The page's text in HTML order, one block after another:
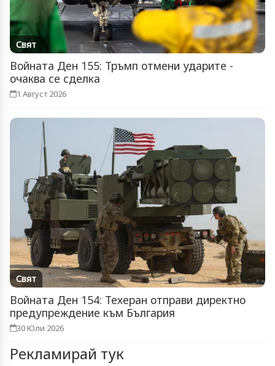
Свят
Войната Ден 155: Тръмп отмени ударите -
очаква се сделка
1 Август 2026
Свят
Войната Ден 154: Техеран отправи директно
предупреждение към България
30 Юли 2026
Рекламирай тук